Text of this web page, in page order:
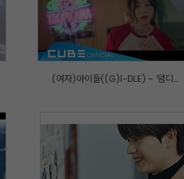
(여자)아이들((G)I-DLE) - '덤디...